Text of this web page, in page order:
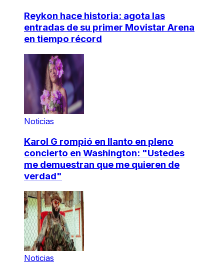
Reykon hace historia: agota las
entradas de su primer Movistar Arena
en tiempo récord
Noticias
Karol G rompió en llanto en pleno
concierto en Washington: "Ustedes
me demuestran que me quieren de
verdad"
Noticias